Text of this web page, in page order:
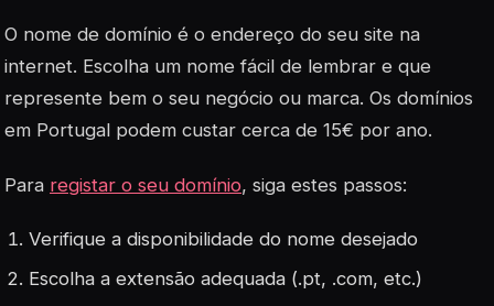
O nome de domínio é o endereço do seu site na
internet. Escolha um nome fácil de lembrar e que
represente bem o seu negócio ou marca. Os domínios
em Portugal podem custar cerca de 15€ por ano.
Para registar o seu domínio, siga estes passos:
Verifique a disponibilidade do nome desejado
Escolha a extensão adequada (.pt, .com, etc.)